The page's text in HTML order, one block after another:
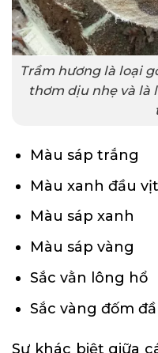
Trầm hương là loại
thơm dịu nhẹ và là
Màu sáp trắng
Màu xanh đầu vịt
Màu sáp xanh
Màu sáp vàng
Sắc vằn lông hổ
Sắc vàng đốm
Sự khác biệt giữa